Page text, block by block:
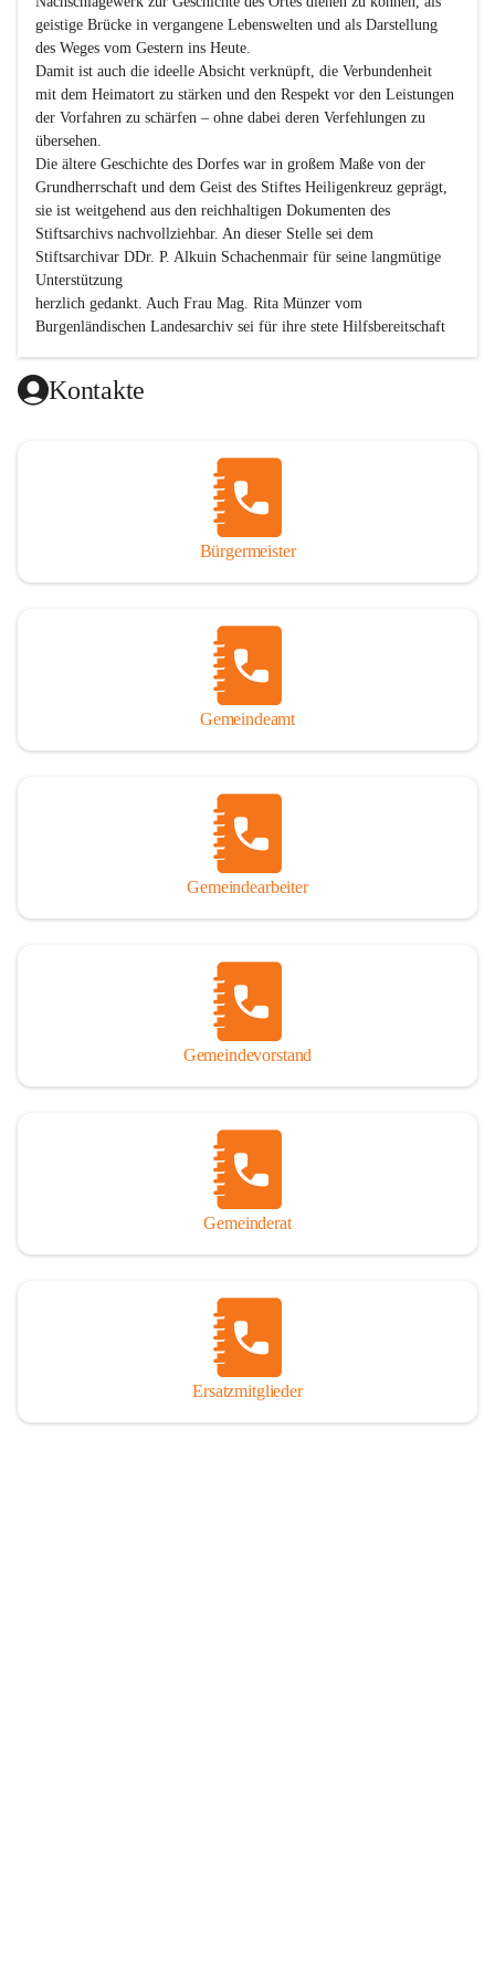
geistige Brücke in vergangene Lebenswelten und als Darstellung
des Weges vom Gestern ins Heute.
Damit ist auch die ideelle Absicht verknüpft, die Verbundenheit
mit dem Heimatort zu stärken und den Respekt vor den Leistungen
der Vorfahren zu schärfen – ohne dabei deren Verfehlungen zu
übersehen.
Die ältere Geschichte des Dorfes war in großem Maße von der
Grundherrschaft und dem Geist des Stiftes Heiligenkreuz geprägt,
sie ist weitgehend aus den reichhaltigen Dokumenten des
Stiftsarchivs nachvollziehbar. An dieser Stelle sei dem
Stiftsarchivar DDr. P. Alkuin Schachenmair für seine langmütige
Unterstützung
herzlich gedankt. Auch Frau Mag. Rita Münzer vom
Burgenländischen Landesarchiv sei für ihre stete Hilfsbereitschaft
Dank gilt den Textautoren dieser Chronik, dem kleinen
Redaktionsteam, für die gute Zusammenarbeit.
gedankt werden, die durch ihre Erinnerungen, Informationen und
durch das Überlassen von Fotos und Dokumenten zum Gesamtbild
dieses Buches wesentlich beigetragen haben.
Der Zeitdruck war enorm, um das Werk auch zeitgerecht für das
Jubiläumsjahr abschließen zu können. Daher mag um Nachsicht
Ausführlichkeit behandelt erscheinen, oder auch der eine oder
andere Fehler unterlief. Die Autoren haben nach ihren
individuellen Möglichkeiten mit bestem Wissen und Gewissen
Andreas Rohatsch wurde auf das System der Fußnoten verzichtet.
Wo eine genaue Quellenangabe sinnvoll und notwendig erschien,
sind die entsprechenden Quellenhinweise in den fließenden Text
eingearbeitet. Der leichteren Lesbarkeit halber ist auch von einer
streng gendergerechten Ausdrucksform Abstand genommen
So darf ich Sie zu einer interessanten, vergnüglichen und
manchmal auch nachdenklich machenden Zeitreise durch die
Jahrhunderte, ja Jahrtausende alte Geschichte von der Steinzeit
einladen.
Kontakte
Bürgermeister
Gemeindeamt
Gemeindearbeiter
Gemeindevorstand
Gemeinderat
Ersatzmitglieder